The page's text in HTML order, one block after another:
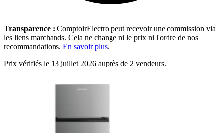
Transparence : ComptoirElectro peut recevoir une commission via
les liens marchands. Cela ne change ni le prix ni l'ordre de nos
recommandations. En savoir plus.
Prix vérifiés le 13 juillet 2026 auprès de 2 vendeurs.